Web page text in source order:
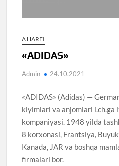
A HARFI
«ADIDAS»
Admin 24.10.2021
«ADIDAS» (Adidas) —
kiyimlari va anjomlari i.ch.ga
kompaniyasi. 1948 yilda
8 korxonasi, Frantsiya,
Kanada, JAR va boshqa
firmalari bor.